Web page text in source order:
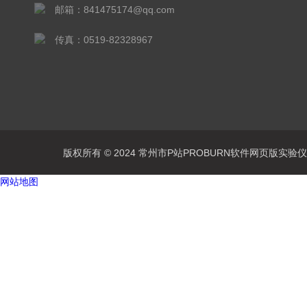
邮箱：841475174@qq.com
传真：0519-82328967
版权所有 © 2024 常州市P站PROBURN软件网页版实
网站地图